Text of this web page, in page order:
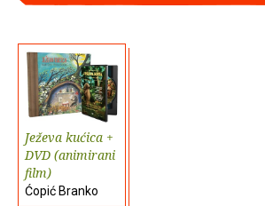
Ježeva kućica +
DVD (animirani
film)
Ćopić Branko